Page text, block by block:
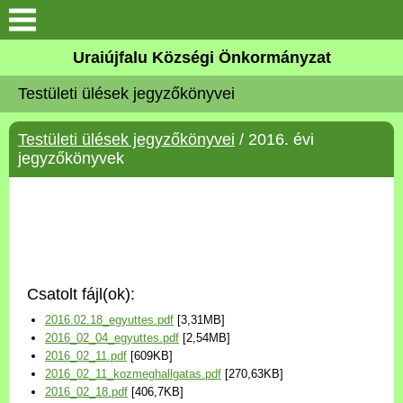
Köszöntő
Elérhetőségek
Uraiújfalu
Választási információk
Versenyképes Járások
Program
Uraiújfalu Községi Önkormányzat
Testületi ülések jegyzőkönyvei
Testületi ülések jegyzőkönyvei / 2016. évi
jegyzőkönyvek
Csatolt fájl(ok):
2016.02.18_egyuttes.pdf [3,31MB]
2016_02_04_egyuttes.pdf [2,54MB]
2016_02_11.pdf [609KB]
2016_02_11_kozmeghallgatas.pdf [270,63KB]
2016_02_18.pdf [406,7KB]